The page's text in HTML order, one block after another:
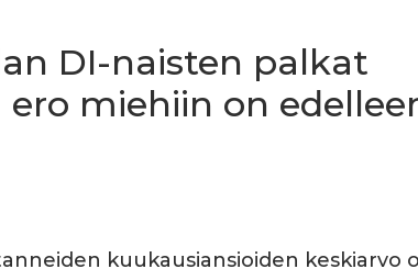
DI-naisten palkat
miehiin on
kuukausiansioiden keskiarvo